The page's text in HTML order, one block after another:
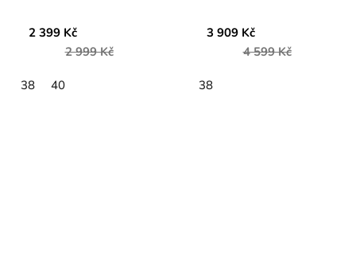
2 399 Kč
2 999 Kč
38 40
3 909 Kč
4 599 Kč
38